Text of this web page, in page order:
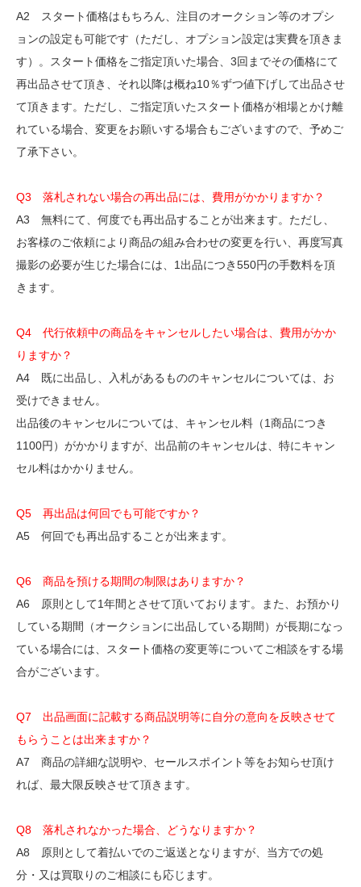
A2 スタート価格はもちろん、注目のオークション等のオプシ
ョンの設定も可能です（ただし、オプション設定は実費を頂きま
す）。スタート価格をご指定頂いた場合、3回までその価格にて
再出品させて頂き、それ以降は概ね10％ずつ値下げして出品させ
て頂きます。ただし、ご指定頂いたスタート価格が相場とかけ離
れている場合、変更をお願いする場合もございますので、予めご
了承下さい。
Q3 落札されない場合の再出品には、費用がかかりますか？
A3 無料にて、何度でも再出品することが出来ます。ただし、
お客様のご依頼により商品の組み合わせの変更を行い、再度写真
撮影の必要が生じた場合には、1出品につき550円の手数料を頂
きます。
Q4 代行依頼中の商品をキャンセルしたい場合は、費用がかか
りますか？
A4 既に出品し、入札があるもののキャンセルについては、お
受けできません。
出品後のキャンセルについては、キャンセル料（1商品につき
1100円）がかかりますが、出品前のキャンセルは、特にキャン
セル料はかかりません。
Q5 再出品は何回でも可能ですか？
A5 何回でも再出品することが出来ます。
Q6 商品を預ける期間の制限はありますか？
A6 原則として1年間とさせて頂いております。また、お預かり
している期間（オークションに出品している期間）が長期になっ
ている場合には、スタート価格の変更等についてご相談をする場
合がございます。
Q7 出品画面に記載する商品説明等に自分の意向を反映させて
もらうことは出来ますか？
A7 商品の詳細な説明や、セールスポイント等をお知らせ頂け
れば、最大限反映させて頂きます。
Q8 落札されなかった場合、どうなりますか？
A8 原則として着払いでのご返送となりますが、当方での処
分・又は買取りのご相談にも応じます。